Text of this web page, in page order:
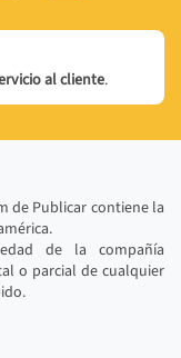
al cliente.
de Publicar contiene la
de la compañía
o parcial de cualquier